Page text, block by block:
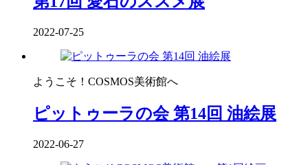
2022-07-25
ようこそ！COSMOS美術館へ
ピットゥーラの会 第14回 油絵展
2022-06-27